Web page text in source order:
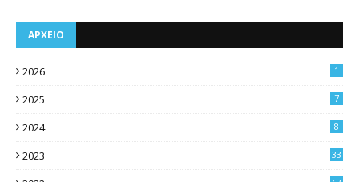
ΑΡΧΕΙΟ
2026 1
2025 7
2024 8
2023 33